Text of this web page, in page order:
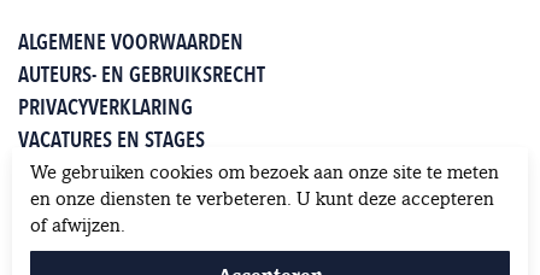
ALGEMENE VOORWAARDEN
AUTEURS- EN GEBRUIKSRECHT
PRIVACYVERKLARING
VACATURES EN STAGES
WHITEPAPERS
KLANTEN OVER JUNG
We gebruiken cookies om bezoek aan onze site te meten
en onze diensten te verbeteren. U kunt deze accepteren
of afwijzen.